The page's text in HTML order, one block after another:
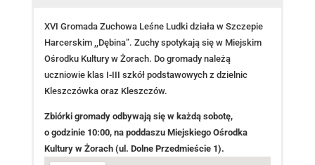
XVI Gromada Zuchowa Leśne Ludki działa w Szczepie
Harcerskim ,,Dębina”. Zuchy spotykają się w Miejskim
Ośrodku Kultury w Żorach. Do gromady należą
uczniowie klas I-III szkół podstawowych z dzielnic
Kleszczówka oraz Kleszczów.
Zbiórki gromady odbywają się w każdą sobotę,
o godzinie 10:00, na poddaszu Miejskiego Ośrodka
Kultury w Żorach (ul. Dolne Przedmieście 1).